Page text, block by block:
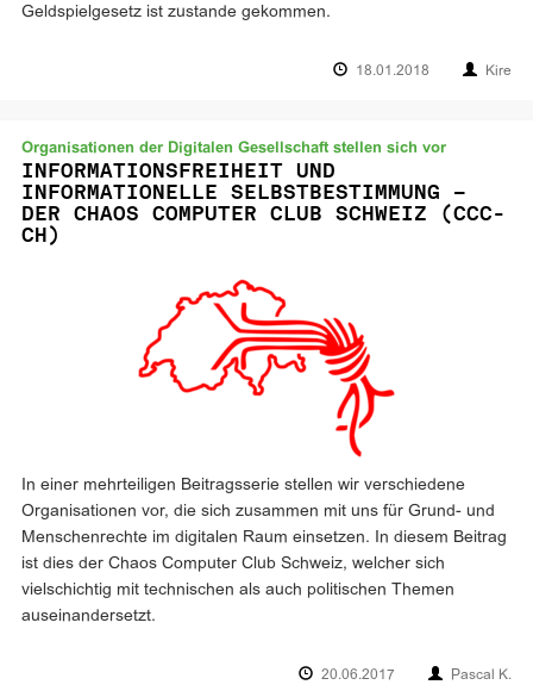
Geldspielgesetz ist zustande gekommen.
18.01.2018 Kire
Organisationen der Digitalen Gesellschaft stellen sich vor
INFORMATIONSFREIHEIT UND
INFORMATIONELLE SELBSTBESTIMMUNG –
DER CHAOS COMPUTER CLUB SCHWEIZ (CCC-
CH)
In einer mehrteiligen Beitragsserie stellen wir verschiedene
Organisationen vor, die sich zusammen mit uns für Grund- und
Menschenrechte im digitalen Raum einsetzen. In diesem Beitrag
ist dies der Chaos Computer Club Schweiz, welcher sich
vielschichtig mit technischen als auch politischen Themen
auseinandersetzt.
20.06.2017 Pascal K.